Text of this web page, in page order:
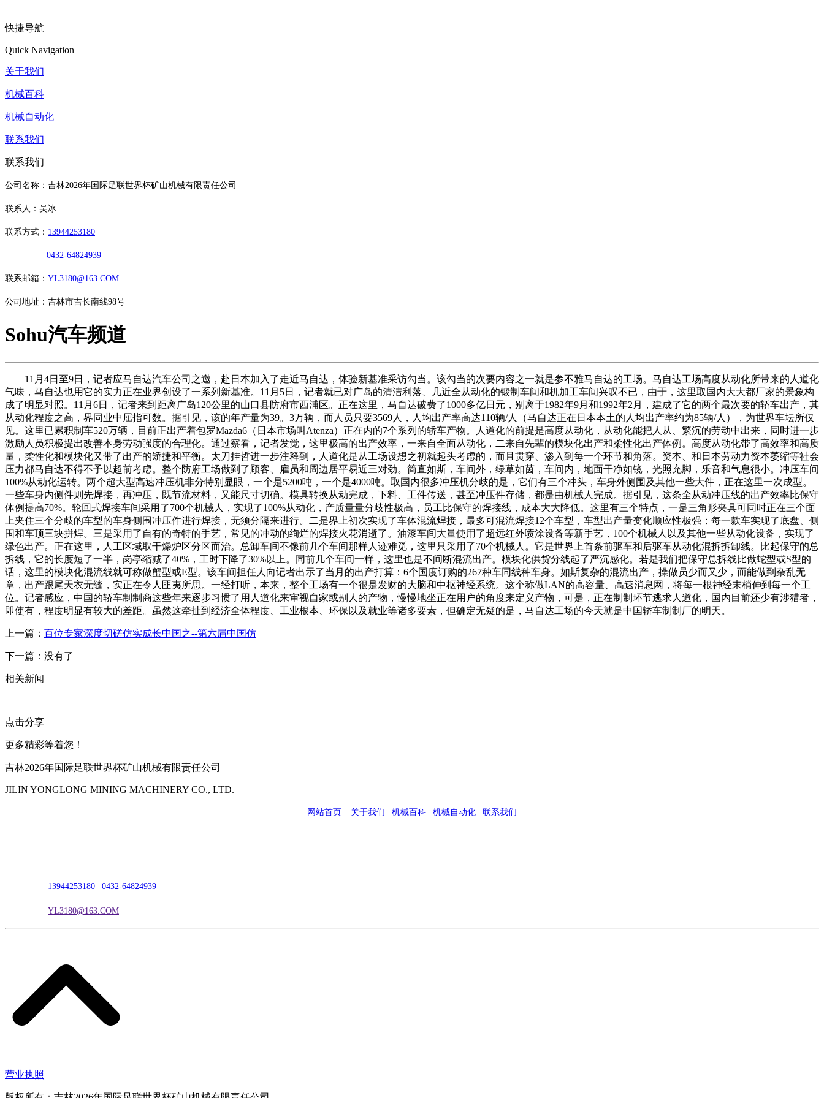
快捷导航
Quick Navigation
关于我们
机械百科
机械自动化
联系我们
联系我们
公司名称：吉林2026年国际足联世界杯矿山机械有限责任公司
联系人：吴冰
联系方式： 13944253180
0432-64824939
联系邮箱： YL3180@163.COM
公司地址：吉林市吉长南线98号
Sohu汽车频道
11月4日至9日，记者应马自达汽车公司之邀，赴日本加入了走近马自达，体验新基准采访勾当。该勾当的次要内容之一就是参不雅马自达的工场。马自达工场高度从动化所带来的人道化
气味，马自达也用它的实力正在业界创设了一系列新基准。11月5日，记者就已对广岛的清洁利落、几近全从动化的锻制车间和机加工车间兴叹不已，由于，这里取国内大大都厂家的景象构
成了明显对照。11月6日，记者来到距离广岛120公里的山口县防府市西浦区。正在这里，马自达破费了1000多亿日元，别离于1982年9月和1992年2月，建成了它的两个最次要的轿车出产，其
从动化程度之高，界同业中屈指可数。据引见，该的年产量为39。3万辆，而人员只要3569人，人均出产率高达110辆/人（马自达正在日本本土的人均出产率约为85辆/人），为世界车坛所仅
见。这里已累积制车520万辆，目前正出产着包罗Mazda6（日本市场叫Atenza）正在内的7个系列的轿车产物。人道化的前提是高度从动化，从动化能把人从、繁沉的劳动中出来，同时进一步
激励人员积极提出改善本身劳动强度的合理化。通过察看，记者发觉，这里极高的出产效率，一来自全面从动化，二来自先辈的模块化出产和柔性化出产体例。高度从动化带了高效率和高质
量，柔性化和模块化又带了出产的矫捷和平衡。太刀挂哲进一步注释到，人道化是从工场设想之初就起头考虑的，而且贯穿、渗入到每一个环节和角落。资本、和日本劳动力资本萎缩等社会
压力都马自达不得不予以超前考虑。整个防府工场做到了顾客、雇员和周边居平易近三对劲。简直如斯，车间外，绿草如茵，车间内，地面干净如镜，光照充脚，乐音和气息很小。冲压车间
100%从动化运转。两个超大型高速冲压机非分特别显眼，一个是5200吨，一个是4000吨。取国内很多冲压机分歧的是，它们有三个冲头，车身外侧围及其他一些大件，正在这里一次成型。
一些车身内侧件则先焊接，再冲压，既节流材料，又能尺寸切确。模具转换从动完成，下料、工件传送，甚至冲压件存储，都是由机械人完成。据引见，这条全从动冲压线的出产效率比保守
体例提高70%。轮回式焊接车间采用了700个机械人，实现了100%从动化，产质量量分歧性极高，员工比保守的焊接线，成本大大降低。这里有三个特点，一是三角形夹具可同时正在三个面
上夹住三个分歧的车型的车身侧围冲压件进行焊接，无须分隔来进行。二是界上初次实现了车体混流焊接，最多可混流焊接12个车型，车型出产量变化顺应性极强；每一款车实现了底盘、侧
围和车顶三块拼焊。三是采用了自有的奇特的手艺，常见的冲动的绚烂的焊接火花消逝了。油漆车间大量使用了超远红外喷涂设备等新手艺，100个机械人以及其他一些从动化设备，实现了
绿色出产。正在这里，人工区域取干燥炉区分区而治。总卸车间不像前几个车间那样人迹难觅，这里只采用了70个机械人。它是世界上首条前驱车和后驱车从动化混拆拆卸线。比起保守的总
拆线，它的长度短了一半，岗亭缩减了40%，工时下降了30%以上。同前几个车间一样，这里也是不间断混流出产。模块化供货分线起了严沉感化。若是我们把保守总拆线比做蛇型或S型的
话，这里的模块化混流线就可称做蟹型或E型。该车间担任人向记者出示了当月的出产打算：6个国度订购的267种车同线种车身。如斯复杂的混流出产，操做员少而又少，而能做到杂乱无
章，出产跟尾天衣无缝，实正在令人匪夷所思。一经打听，本来，整个工场有一个很是发财的大脑和中枢神经系统。这个称做LAN的高容量、高速消息网，将每一根神经末梢伸到每一个工
位。记者感应，中国的轿车制制商这些年来逐步习惯了用人道化来审视自家或别人的产物，慢慢地坐正在用户的角度来定义产物，可是，正在制制环节逃求人道化，国内目前还少有涉猎者，
即使有，程度明显有较大的差距。虽然这牵扯到经济全体程度、工业根本、环保以及就业等诸多要素，但确定无疑的是，马自达工场的今天就是中国轿车制制厂的明天。
上一篇： 百位专家深度切磋仿实成长中国之--第六届中国仿
下一篇：没有了
相关新闻
点击分享
更多精彩等着您！
吉林2026年国际足联世界杯矿山机械有限责任公司
JILIN YONGLONG MINING MACHINERY CO., LTD.
网站首页 关于我们 机械百科 机械自动化 联系我们
13944253180 0432-64824939
YL3180@163.COM
营业执照